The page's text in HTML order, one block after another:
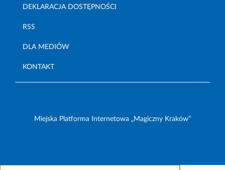
DEKLARACJA DOSTĘPNOŚCI
RSS
DLA MEDIÓW
KONTAKT
Miejska Platforma Internetowa „Magiczny Kraków”